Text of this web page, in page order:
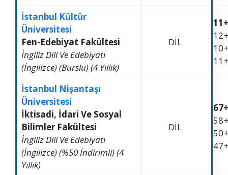
İstanbul Kültür
Üniversitesi
Fen-Edebiyat Fakültesi
İngiliz Dili Ve Edebiyatı
(İngilizce) (Burslu) (4 Yıllık)
DİL
İstanbul Nişantaşı
Üniversitesi
İktisadi, İdari Ve Sosyal
Bilimler Fakültesi
İngiliz Dili Ve Edebiyatı
(İngilizce) (%50 İndirimli) (4
Yıllık)
DİL